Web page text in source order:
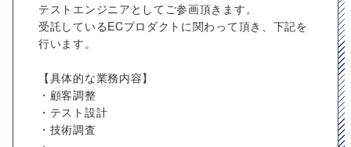
テストエンジニアとしてご参画頂きます。
受託しているECプロダクトに関わって頂き、下記を
行います。
【具体的な業務内容】
・顧客調整
・テスト設計
・技術調査